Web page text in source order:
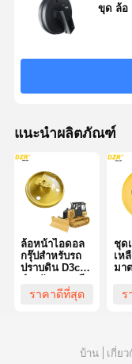
ขุด ล้อ
แนะนำผลิตภัณฑ์
ล้อหน้าไอดอล
กรุ๊ปสำหรับรถ
ปราบดิน D3c
ตะขาบ
ราคาดีที่สุด
ชุด
เห
มา
นำ
ร
บ้าน เกี่ยว